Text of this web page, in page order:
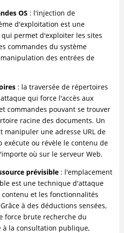
OS : l'injection de
d'exploitation est une
permet d'exploiter les sites
commandes du système
des entrées de
: la traversée de répertoires
qui force l'accès aux
commandes pouvant se trouver
racine des documents. Un
manipuler une adresse URL de
exécute ou révèle le contenu de
où sur le serveur Web.
prévisible: l'emplacement
est une technique d'attaque
et les fonctionnalités
à des déductions sensées,
force brute recherche du
la consultation publique,